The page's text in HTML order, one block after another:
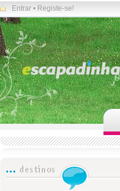
Entrar • Registe-se!